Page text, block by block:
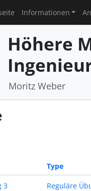
Informationen
Höhere
Moritz Weber
Type
3 Reguläre